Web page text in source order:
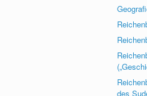
des